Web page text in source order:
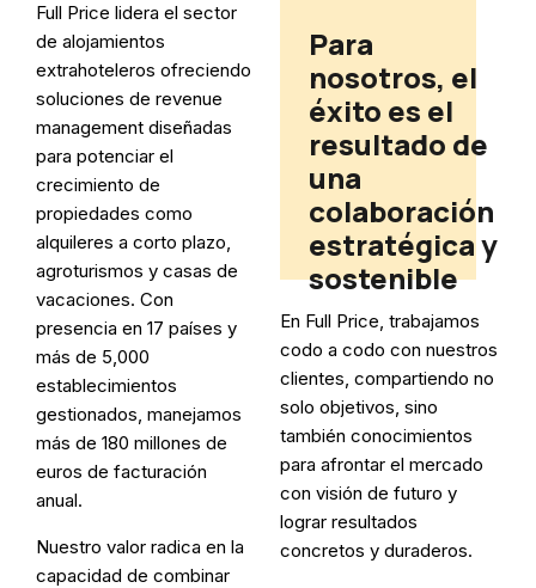
Full Price lidera el sector
de alojamientos
extrahoteleros ofreciendo
soluciones de revenue
management diseñadas
para potenciar el
crecimiento de
propiedades como
alquileres a corto plazo,
agroturismos y casas de
vacaciones. Con
presencia en 17 países y
más de 5,000
establecimientos
gestionados, manejamos
más de 180 millones de
euros de facturación
anual.
Nuestro valor radica en la
capacidad de combinar
Para
nosotros, el
éxito es el
resultado de
una
colaboración
estratégica y
sostenible
En Full Price, trabajamos
codo a codo con nuestros
clientes, compartiendo no
solo objetivos, sino
también conocimientos
para afrontar el mercado
con visión de futuro y
lograr resultados
concretos y duraderos.